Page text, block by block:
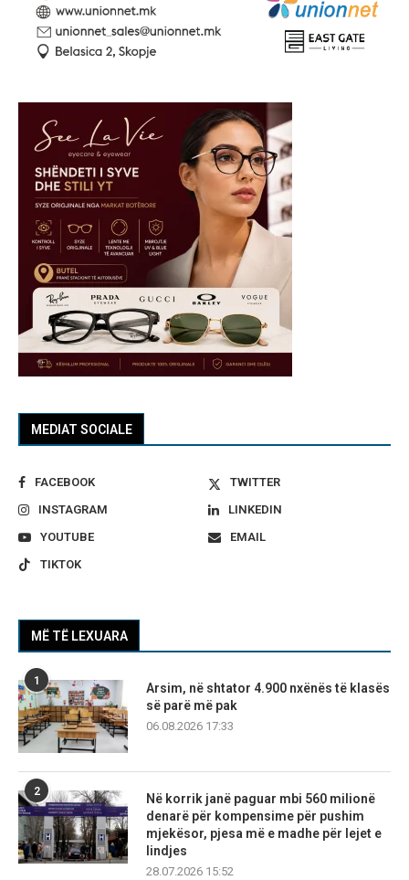
MEDIAT SOCIALE
FACEBOOK
TWITTER
INSTAGRAM
LINKEDIN
YOUTUBE
EMAIL
TIKTOK
MË TË LEXUARA
1
Arsim, në shtator 4.900 nxënës të klasës
së parë më pak
06.08.2026 17:33
2
Në korrik janë paguar mbi 560 milionë
denarë për kompensime për pushim
mjekësor, pjesa më e madhe për lejet e
lindjes
28.07.2026 15:52